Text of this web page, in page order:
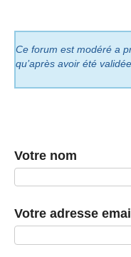
Ce forum est modéré a
qu’après avoir été
Votre nom
Votre adresse